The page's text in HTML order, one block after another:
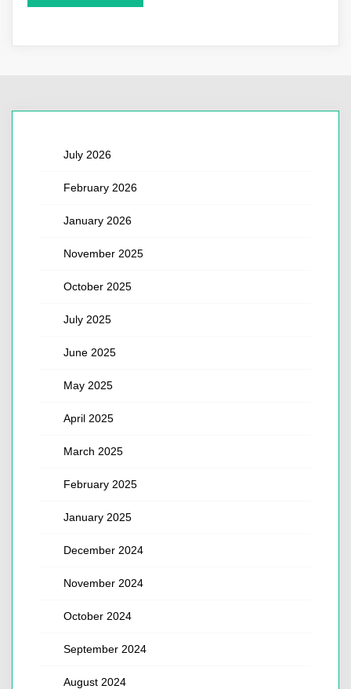
July 2026
February 2026
January 2026
November 2025
October 2025
July 2025
June 2025
May 2025
April 2025
March 2025
February 2025
January 2025
December 2024
November 2024
October 2024
September 2024
August 2024